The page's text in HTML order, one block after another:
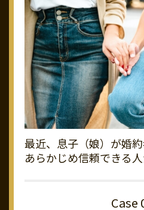
最近、息子（娘）が婚約
あらかじめ信頼できる人